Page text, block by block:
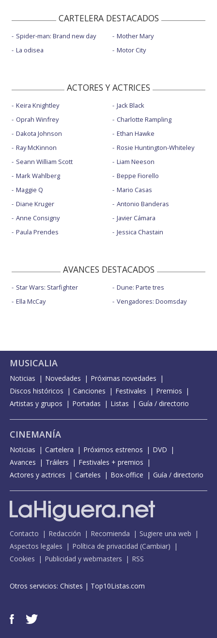
CARTELERA DESTACADOS
Spider-man: Brand new day
La odisea
Mother Mary
Motor City
ACTORES Y ACTRICES
Keira Knightley
Oprah Winfrey
Dakota Johnson
Ray McKinnon
Seann William Scott
Mark Wahlberg
Maggie Q
Diane Kruger
Anne Consigny
Paula Prendes
Jack Black
Charlotte Rampling
Ethan Hawke
Rosie Huntington-Whiteley
Liam Neeson
Beppe Fiorello
Mario Casas
Antonio Banderas
Javier Cámara
Jessica Chastain
AVANCES DESTACADOS
Star Wars: Starfighter
Ella McCay
Dune: Parte tres
Vengadores: Doomsday
MUSICALIA
Noticias Novedades
Próximas novedades
Discos históricos
Canciones Festivales
Premios
Artistas y grupos
Portadas Listas Guía / directorio
CINEMANÍA
Noticias Cartelera Próximos estrenos
DVD
Avances
Tráilers
Festivales + premios
Actores y actrices
Carteles Box-office Guía / directorio
Contacto Redacción Recomienda
Sugiere una web
Aspectos legales
Política de privacidad (Cambiar)
Cookies
Publicidad y webmasters RSS
Otros servicios: Chistes | Top10Listas.com